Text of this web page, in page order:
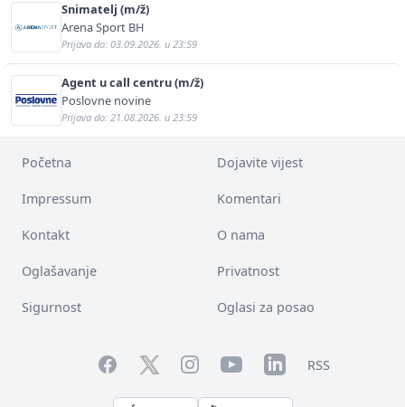
Snimatelj (m/ž)
Arena Sport BH
Prijava do: 03.09.2026. u 23:59
Agent u call centru (m/ž)
Poslovne novine
Prijava do: 21.08.2026. u 23:59
Početna Dojavite vijest
Impressum Komentari
Kontakt O nama
Oglašavanje Privatnost
Sigurnost Oglasi za posao
FacebookTwitterInstagramYouTubeLinkedInRSS